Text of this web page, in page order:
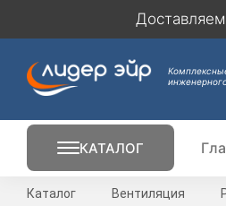
КАТАЛОГ
Кондиционирование
Каталог Вентиляция